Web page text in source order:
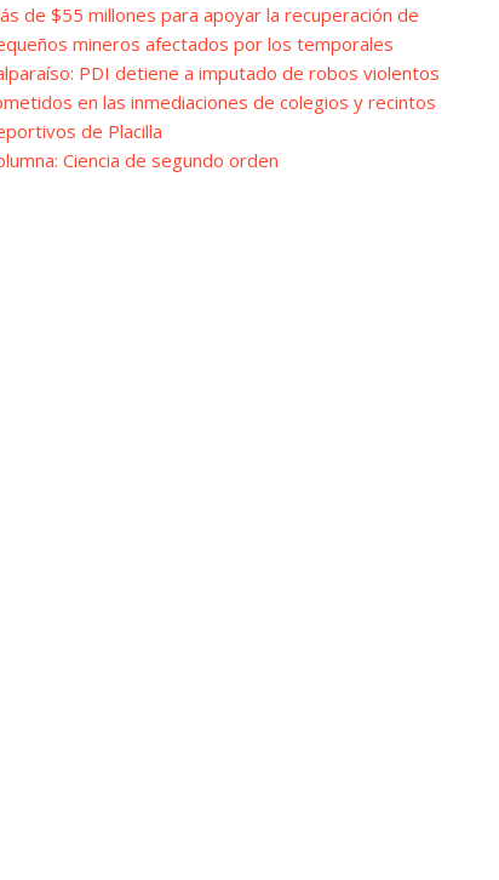
de $55 millones para apoyar la recuperación de
mineros afectados por los temporales
PDI detiene a imputado de robos violentos
en las inmediaciones de colegios y recintos
de Placilla
Ciencia de segundo orden